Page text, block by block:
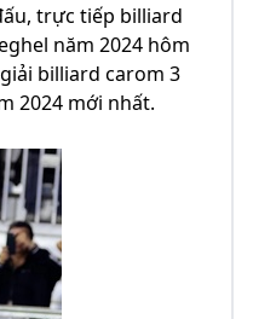
trực tiếp billiard
năm 2024 hôm
billiard carom 3
2024 mới nhất.